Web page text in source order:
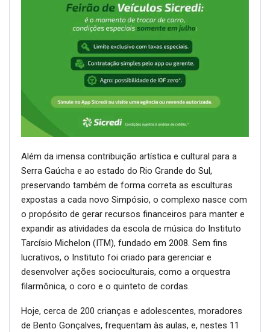
Além da imensa contribuição artística e cultural para a
Serra Gaúcha e ao estado do Rio Grande do Sul,
preservando também de forma correta as esculturas
expostas a cada novo Simpósio, o complexo nasce com
o propósito de gerar recursos financeiros para manter e
expandir as atividades da escola de música do Instituto
Tarcísio Michelon (ITM), fundado em 2008. Sem fins
lucrativos, o Instituto foi criado para gerenciar e
desenvolver ações socioculturais, como a orquestra
filarmônica, o coro e o quinteto de cordas.
Hoje, cerca de 200 crianças e adolescentes, moradores
de Bento Gonçalves, frequentam às aulas, e, nestes 11